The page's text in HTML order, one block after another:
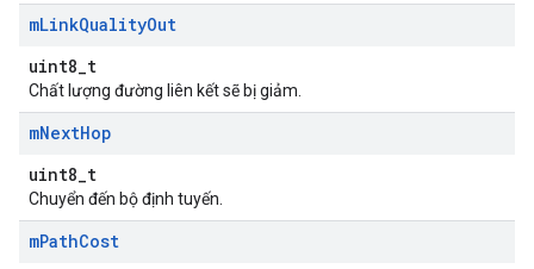
mLinkQualityOut
uint8_t
Chất lượng đường liên kết sẽ bị giảm.
mNextHop
uint8_t
Chuyển đến bộ định tuyến.
mPathCost